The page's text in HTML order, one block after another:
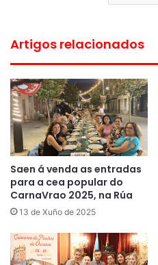
Artigos relacionados
Saen á venda as entradas
para a cea popular do
CarnaVrao 2025, na Rúa
13 de Xuño de 2025